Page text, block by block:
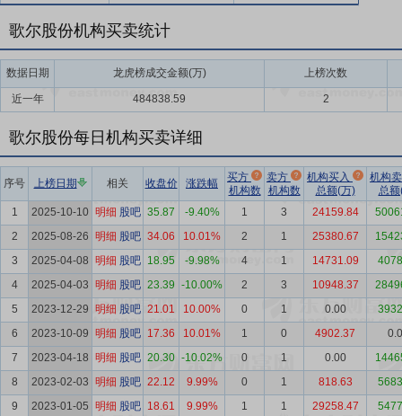
歌尔股份机构买卖统计
数据日期 龙虎榜成交金额(万) 上榜次数
近一年 484838.59 2
歌尔股份每日机构买卖详细
序号 上榜日期 相关 收盘价 涨跌幅
买方
机构数
卖方
机构数
机构买入
总额(万)
机构
总
1
2025-10-10 明细 股吧 35.87 -9.40% 1 3 24159.84
2
2025-08-26 明细 股吧 34.06 10.01% 2 1 25380.67
3
2025-04-08 明细 股吧 18.95 -9.98% 4 1 14731.09
4
2025-04-03 明细 股吧 23.39 -10.00% 2 3 10948.37
5
2023-12-29 明细 股吧 21.01 10.00% 0 1 0.00
6
2023-10-09 明细 股吧 17.36 10.01% 1 0 4902.37
7
2023-04-18 明细 股吧 20.30 -10.02% 0 1 0.00
8
2023-02-03 明细 股吧 22.12 9.99% 0 1 818.63
9
2023-01-05 明细 股吧 18.61 9.99% 1 1 29258.47